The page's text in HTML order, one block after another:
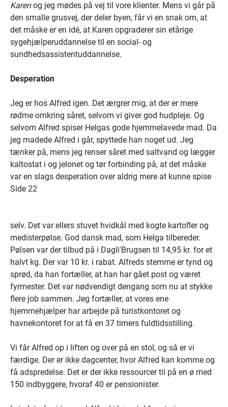
Karenog jeg mødes på vej til vore klienter. Mens vi går på
den smalle grusvej, der deler byen, får vi en snak om, at
det måske er en idé, at Karen opgraderer sin etårige
sygehjælperuddannelse til en social- og
sundhedsassistentuddannelse.
Desperation
Jeg er hos Alfred igen. Det ærgrer mig, at der er mere
rødme omkring såret, selvom vi giver god hudpleje. Og
selvom Alfred spiser Helgas gode hjemmelavede mad. Da
jeg madede Alfred i går, spyttede han noget ud. Jeg
tænker på, mens jeg renser såret med saltvand og lægger
kaltostat i og jelonet og tør forbinding på, at det måske
var en slags desperation over aldrig mere at kunne spise
Side 22
selv. Det var ellers stuvet hvidkål med kogte kartofler og
medisterpølse. God dansk mad, som Helga tilbereder.
Pølsen var der tilbud på i Dagli'Brugsen til 14,95 kr. for et
halvt kg. Der var 10 kr. i rabat. Alfreds stemme er tynd og
sprød, da han fortæller, at han har gået post og været
fyrmester. Det var nødvendigt dengang som nu at stykke
flere job sammen. Jeg fortæller, at vores ene
hjemmehjælper har arbejde på turistkontoret og
havnekontoret for at få en 37 timers fuldtidsstilling.
Vi får Alfred op i liften og over på en stol, og så er vi
færdige. Der er ikke dagcenter, hvor Alfred kan komme og
få adspredelse. Det er der ikke ressourcer til på en ø med
150 indbyggere, hvoraf 40 er pensionister.